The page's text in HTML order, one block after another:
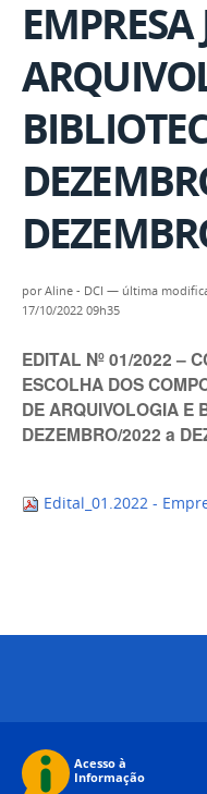
porAline - DCI — última
17/10/2022 09h35
EDITAL Nº 01/2022 –
ESCOLHA DOS
DE ARQUIVOLOGIA E
DEZEMBRO/2022 a
Edital_01.2022 -